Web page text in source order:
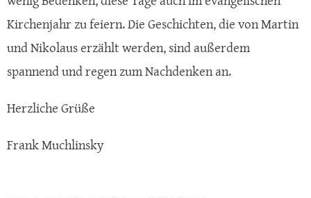
Kirchenjahr zu feiern. Die Geschichten, die von Martin
und Nikolaus erzählt werden, sind außerdem
spannend und regen zum Nachdenken an.
Herzliche Grüße
Frank Muchlinsky